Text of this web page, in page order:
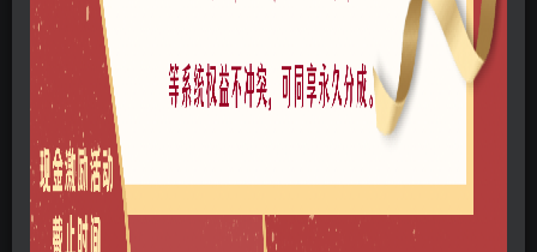
©版权声明
本站所有文章，所有资源素材，版权归投稿者或原作者所有，如若本
站投稿者上传内容侵犯了原作者的合法权益，可联系我们进行删除处
理。
免费资源
# 3C数码